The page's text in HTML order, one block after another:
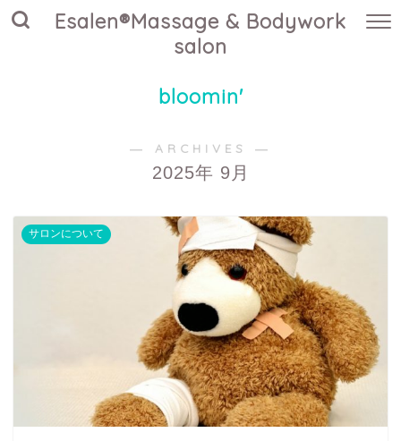
Esalen®Massage & Bodywork
salon
bloomin'
― ARCHIVES ―
2025年 9月
サロンについて